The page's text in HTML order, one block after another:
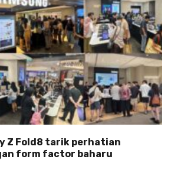
Z Fold8 tarik perhatian
form factor baharu